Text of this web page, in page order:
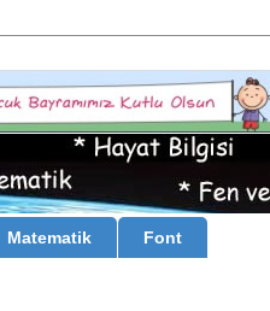
Matematik Font